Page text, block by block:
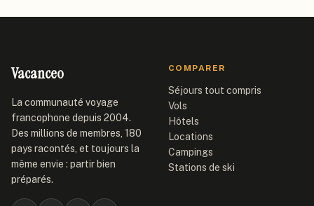
Vacanceo
La communauté voyage
francophone depuis 2004.
Des millions de membres, 180
pays racontés, et toujours la
même envie : partir bien
préparés.
COMPARER
Séjours tout compris
Vols
Hôtels
Locations
Campings
Stations de ski